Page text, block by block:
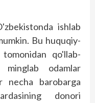
ishlab
Bu huquqiy-
qo'llab-
minglab odamlar
necha barobarga
donori